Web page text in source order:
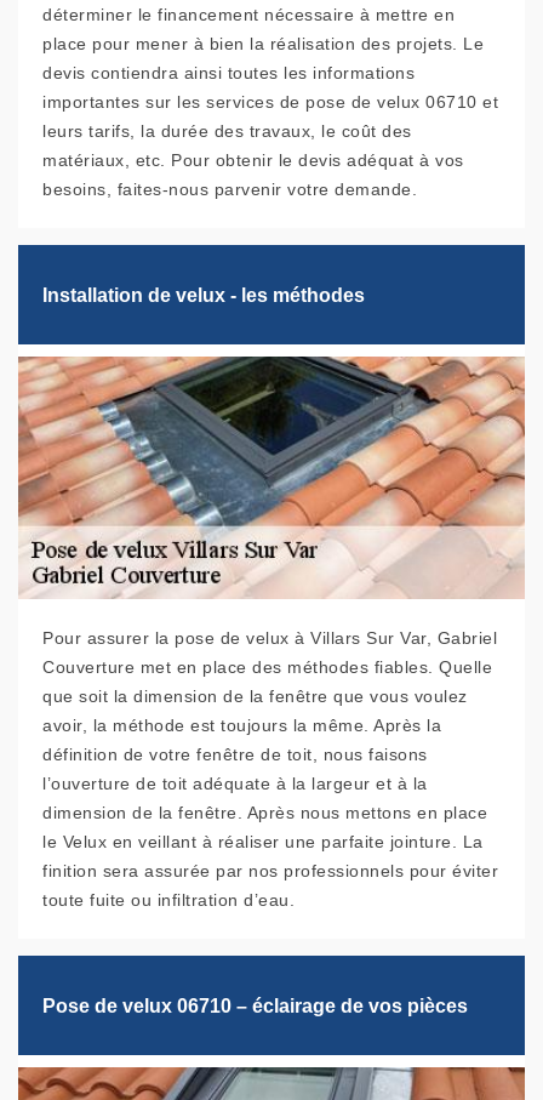
déterminer le financement nécessaire à mettre en
place pour mener à bien la réalisation des projets. Le
devis contiendra ainsi toutes les informations
importantes sur les services de pose de velux 06710 et
leurs tarifs, la durée des travaux, le coût des
matériaux, etc. Pour obtenir le devis adéquat à vos
besoins, faites-nous parvenir votre demande.
Installation de velux - les méthodes
Pour assurer la pose de velux à Villars Sur Var, Gabriel
Couverture met en place des méthodes fiables. Quelle
que soit la dimension de la fenêtre que vous voulez
avoir, la méthode est toujours la même. Après la
définition de votre fenêtre de toit, nous faisons
l’ouverture de toit adéquate à la largeur et à la
dimension de la fenêtre. Après nous mettons en place
le Velux en veillant à réaliser une parfaite jointure. La
finition sera assurée par nos professionnels pour éviter
toute fuite ou infiltration d’eau.
Pose de velux 06710 – éclairage de vos pièces